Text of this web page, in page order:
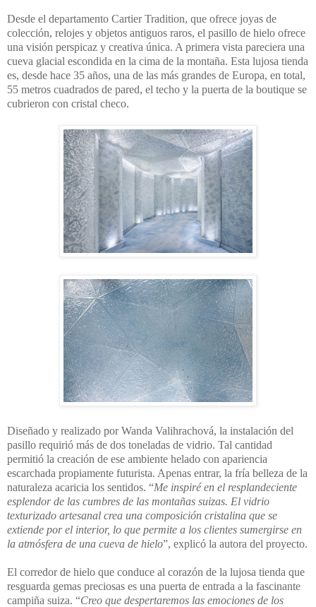
Desde el departamento Cartier Tradition, que ofrece joyas de
colección, relojes y objetos antiguos raros, el pasillo de hielo ofrece
una visión perspicaz y creativa única. A primera vista pareciera una
cueva glacial escondida en la cima de la montaña. Esta lujosa tienda
es, desde hace 35 años, una de las más grandes de Europa, en total,
55 metros cuadrados de pared, el techo y la puerta de la boutique se
cubrieron con cristal checo.
Diseñado y realizado por Wanda Valihrachová, la instalación del
pasillo requirió más de dos toneladas de vidrio. Tal cantidad
permitió la creación de ese ambiente helado con apariencia
escarchada propiamente futurista. Apenas entrar, la fría belleza de la
naturaleza acaricia los sentidos. “Me inspiré en el resplandeciente
esplendor de las cumbres de las montañas suizas. El vidrio
texturizado artesanal crea una composición cristalina que se
extiende por el interior, lo que permite a los clientes sumergirse en
la atmósfera de una cueva de hielo”, explicó la autora del proyecto.
El corredor de hielo que conduce al corazón de la lujosa tienda que
resguarda gemas preciosas es una puerta de entrada a la fascinante
campiña suiza. “Creo que despertaremos las emociones de los